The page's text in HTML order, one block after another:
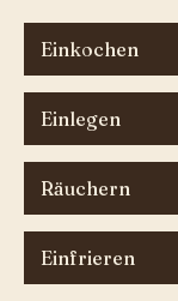
Einkochen
Einlegen
Räuchern
Einfrieren